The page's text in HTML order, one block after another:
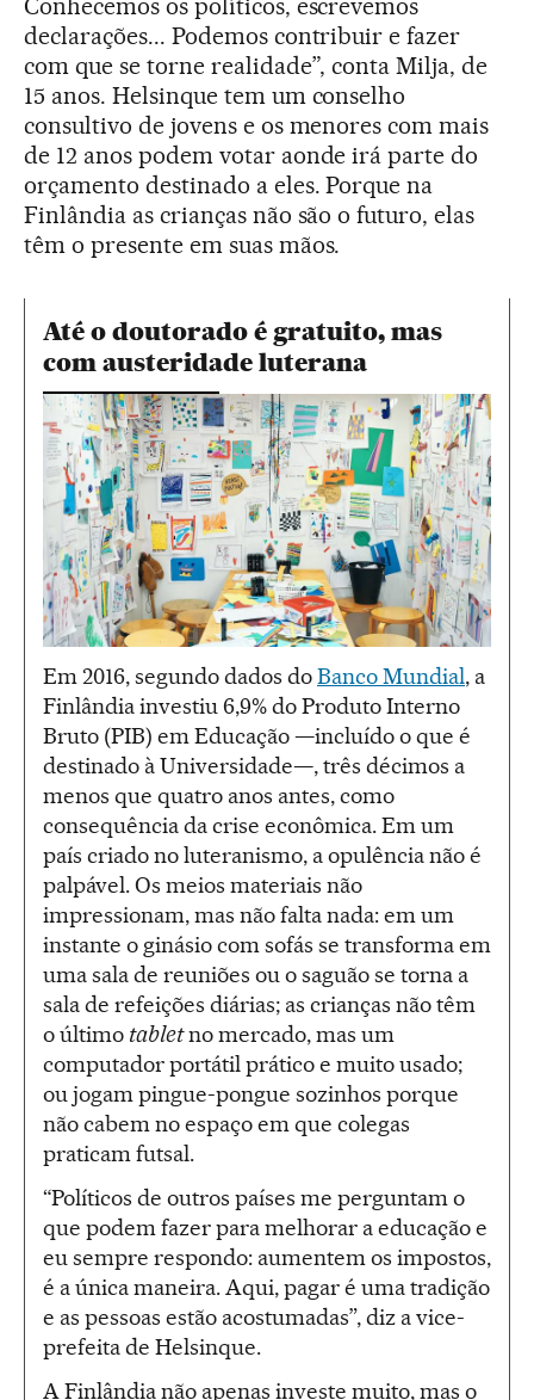
Conhecemos os políticos, escrevemos
declarações... Podemos contribuir e fazer
com que se torne realidade”, conta Milja, de
15 anos. Helsinque tem um conselho
consultivo de jovens e os menores com mais
de 12 anos podem votar aonde irá parte do
orçamento destinado a eles. Porque na
Finlândia as crianças não são o futuro, elas
têm o presente em suas mãos.
Até o doutorado é gratuito, mas
com austeridade luterana
Em 2016, segundo dados doBanco Mundial, a
Finlândia investiu 6,9% do Produto Interno
Bruto (PIB) em Educação —incluído o que é
destinado à Universidade—, três décimos a
menos que quatro anos antes, como
consequência da crise econômica. Em um
país criado no luteranismo, a opulência não é
palpável. Os meios materiais não
impressionam, mas não falta nada: em um
instante o ginásio com sofás se transforma em
uma sala de reuniões ou o saguão se torna a
sala de refeições diárias; as crianças não têm
o último tabletno mercado, mas um
computador portátil prático e muito usado;
ou jogam pingue-pongue sozinhos porque
não cabem no espaço em que colegas
praticam futsal.
“Políticos de outros países me perguntam o
que podem fazer para melhorar a educação e
eu sempre respondo: aumentem os impostos,
é a única maneira. Aqui, pagar é uma tradição
e as pessoas estão acostumadas”, diz a vice-
prefeita de Helsinque.
A Finlândia não apenas investe muito, mas o